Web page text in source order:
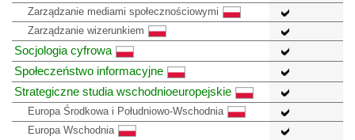
Zarządzanie mediami społecznościowymi
Zarządzanie wizerunkiem
Socjologia cyfrowa
Społeczeństwo informacyjne
Strategiczne studia wschodnioeuropejskie
Europa Środkowa i Południowo-Wschodnia
Europa Wschodnia